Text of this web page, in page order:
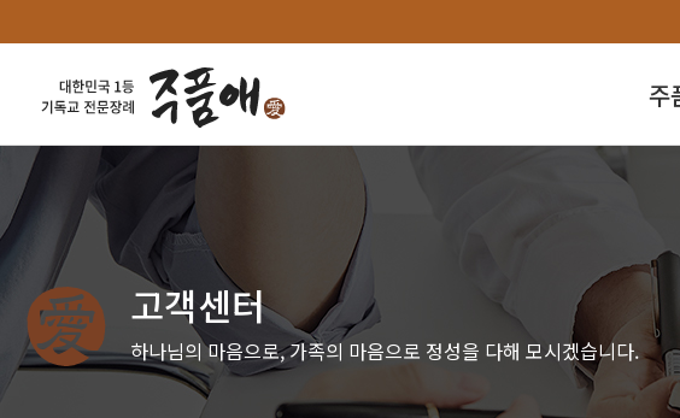
주
고객센터
하나님의 마음으로, 가족의 마음으로 정성을 다해 모시겠습니다.